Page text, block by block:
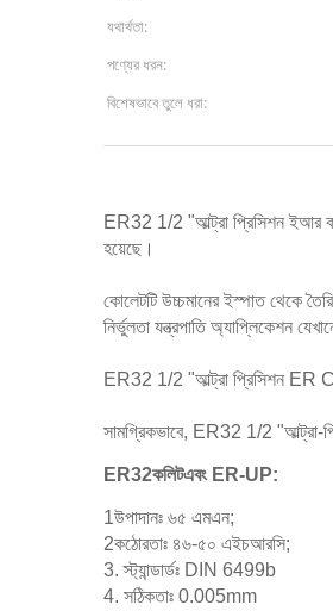
যথার্থতা:
পণ্যের ধরন:
বিশেষভাবে তুলে ধরা:
ER32 1/2 "আল্ট্রা প্রিসিশন ইআর
হয়েছে।
কোলেটটি উচ্চমানের ইস্পাত থেকে
নির্ভুলতা যন্ত্রপাতি অ্যাপ্লিকেশন
ER32 1/2 "আল্ট্রা প্রিসিশন ER
সামগ্রিকভাবে, ER32 1/2 "আল্ট্রা-
ER32কলিটএবং ER-UP:
1উপাদানঃ ৬৫ এমএন;
2কঠোরতাঃ ৪৬-৫০ এইচআরসি;
3. স্ট্যান্ডার্ডঃ DIN 6499b
4. সঠিকতাঃ 0.005mm